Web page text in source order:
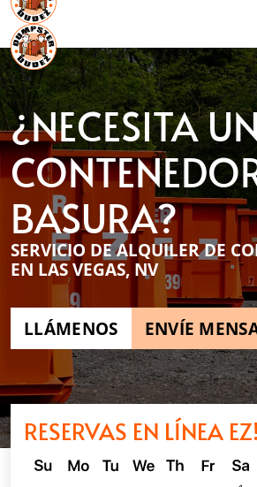
SERVICIO DE ALQUILER DE
EN LAS VEGAS, NV
¿NECESITA
BASURA?
LLÁMENOS ENVÍE
RESERVAS EN LÍNEA EZ!